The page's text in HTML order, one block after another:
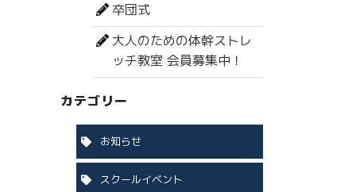
卒団式
大人のための体幹ストレ
ッチ教室 会員募集中！
カテゴリー
お知らせ
スクールイベント